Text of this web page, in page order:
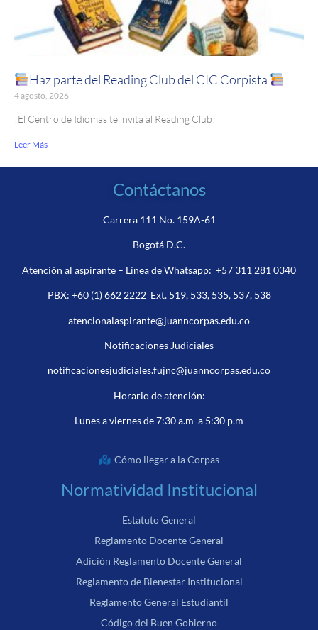
Haz parte del Reading Club del CIC Corpista
4 agosto, 2026
¡El Centro de Idiomas te invita al Reading Club!
Leer Más
Contáctanos
Carrera 111 No. 159A-61
Bogotá D.C.
Atención al aspirante – Línea de Whatsapp: +57 311 281 0340
PBX: +60 (1) 662 2222Ext. 519, 533, 535, 537, 538
atencionalaspirante@juanncorpas.edu.co
Notificaciones Judiciales
notificacionesjudiciales.fujnc@juanncorpas.edu.co
Horario de atención:
Lunes a viernes de 7:30 a.m a 5:30 p.m
Cómo llegar a la Corpas
Normatividad Institucional
Estatuto General
Reglamento Docente General
Adición Reglamento Docente General
Reglamento de Bienestar Institucional
Reglamento General Estudiantil
Código del Buen Gobierno